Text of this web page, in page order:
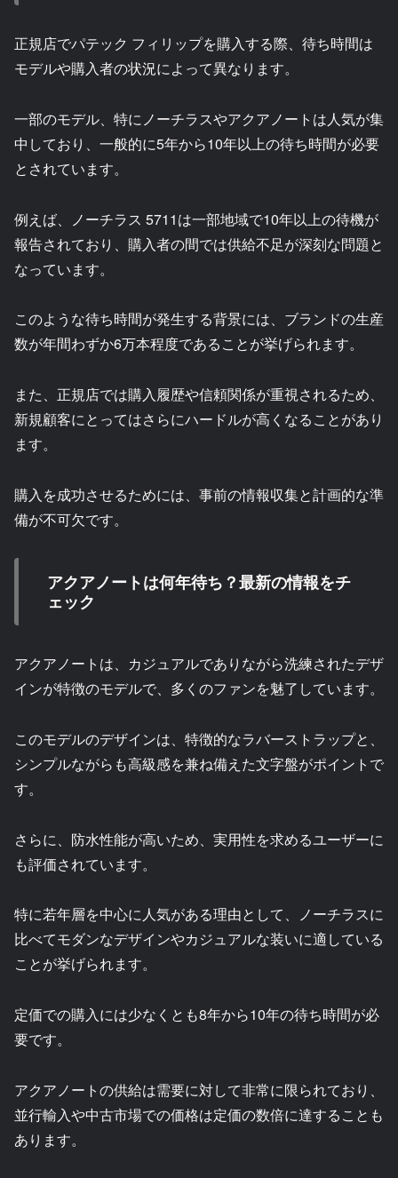
正規店でパテック フィリップを購入する際、待ち時間は
モデルや購入者の状況によって異なります。
一部のモデル、特にノーチラスやアクアノートは人気が集
中しており、一般的に5年から10年以上の待ち時間が必要
とされています。
例えば、ノーチラス 5711は一部地域で10年以上の待機が
報告されており、購入者の間では供給不足が深刻な問題と
なっています。
このような待ち時間が発生する背景には、ブランドの生産
数が年間わずか6万本程度であることが挙げられます。
また、正規店では購入履歴や信頼関係が重視されるため、
新規顧客にとってはさらにハードルが高くなることがあり
ます。
購入を成功させるためには、事前の情報収集と計画的な準
備が不可欠です。
アクアノートは何年待ち？最新の情報をチ
ェック
アクアノートは、カジュアルでありながら洗練されたデザ
インが特徴のモデルで、多くのファンを魅了しています。
このモデルのデザインは、特徴的なラバーストラップと、
シンプルながらも高級感を兼ね備えた文字盤がポイントで
す。
さらに、防水性能が高いため、実用性を求めるユーザーに
も評価されています。
特に若年層を中心に人気がある理由として、ノーチラスに
比べてモダンなデザインやカジュアルな装いに適している
ことが挙げられます。
定価での購入には少なくとも8年から10年の待ち時間が必
要です。
アクアノートの供給は需要に対して非常に限られており、
並行輸入や中古市場での価格は定価の数倍に達することも
あります。